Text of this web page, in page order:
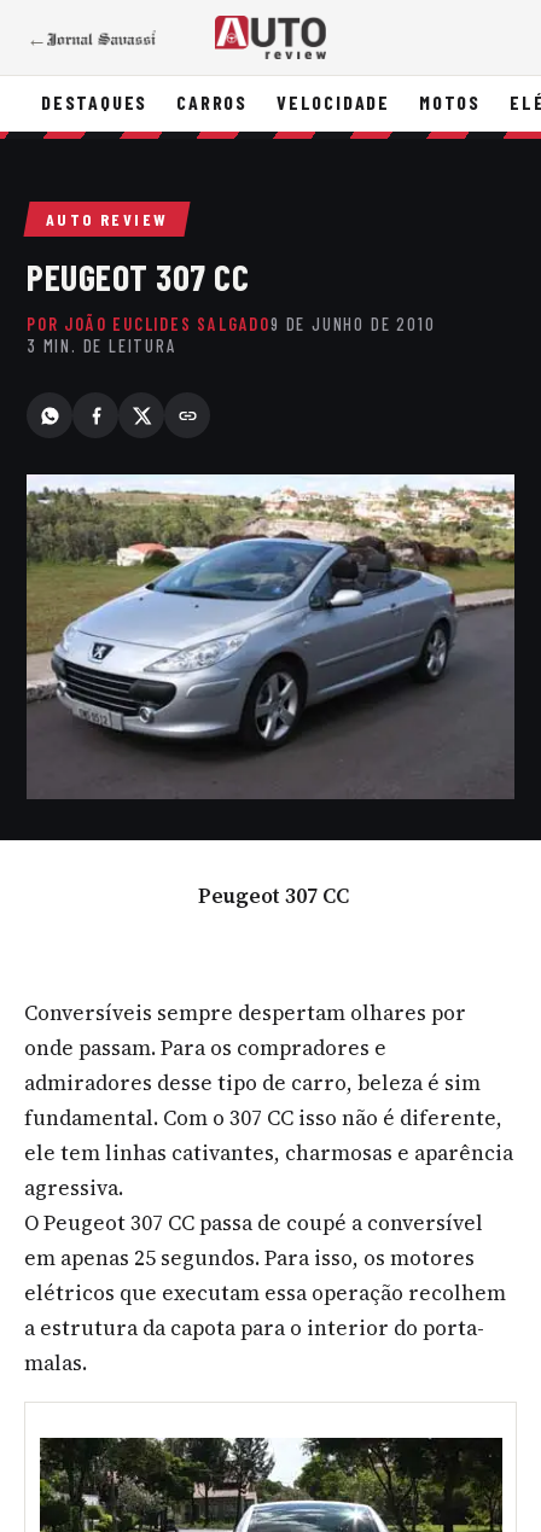
←
DESTAQUES CARROS VELOCIDADE MOTOS
AUTO REVIEW
PEUGEOT 307 CC
POR JOÃO EUCLIDES SALGADO9 DE JUNHO DE 2010
3 MIN. DE LEITURA
Peugeot 307 CC
Conversíveis sempre despertam olhares por
onde passam. Para os compradores e
admiradores desse tipo de carro, beleza é sim
fundamental. Com o 307 CC isso não é diferente,
ele tem linhas cativantes, charmosas e aparência
agressiva.
O Peugeot 307 CC passa de coupé a conversível
em apenas 25 segundos. Para isso, os motores
elétricos que executam essa operação recolhem
a estrutura da capota para o interior do porta-
malas.